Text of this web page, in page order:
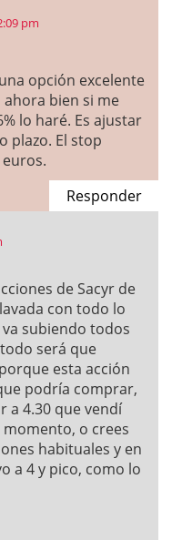
pm
opción excelente
bien si me
lo haré. Es ajustar
plazo. El stop
Responder
de Sacyr de
con todo lo
subiendo todos
será que
esta acción
podría comprar,
a 4.30 que vendí
o crees
habituales y en
a 4 y pico, como lo